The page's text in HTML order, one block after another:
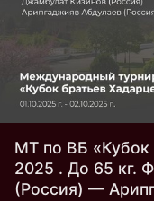
МТ по ВБ
2025 . До 65 кг.
(Россия) —